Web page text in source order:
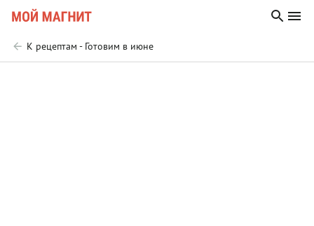
К рецептам - Готовим в июне